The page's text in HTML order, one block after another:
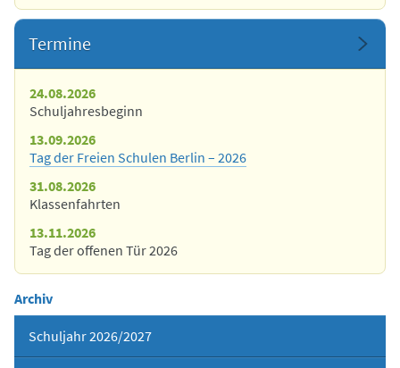
Termine
24.08.2026
Schuljahresbeginn
13.09.2026
Tag der Freien Schulen Berlin – 2026
31.08.2026
Klassenfahrten
13.11.2026
Tag der offenen Tür 2026
Archiv
Schuljahr 2026/2027